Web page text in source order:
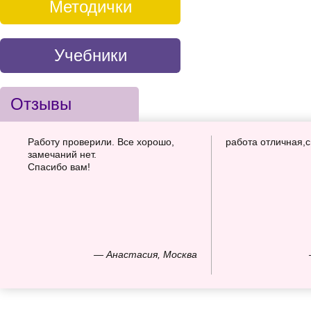
Методички
Учебники
Отзывы
— Анастасия, Москва
Работу проверили. Все хорошо,
замечаний нет.
Спасибо вам!
работа